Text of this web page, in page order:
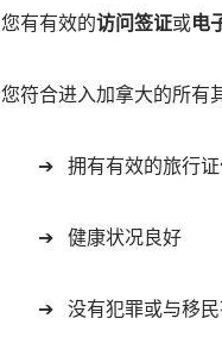
您有有效的访问签证或电
您符合进入加拿大的所有
拥有有效的旅行
健康状况良好
没有犯罪或与移